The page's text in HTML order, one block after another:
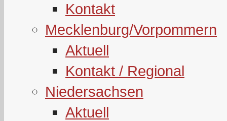
Kontakt
Mecklenburg/Vorpommern
Aktuell
Kontakt / Regional
Niedersachsen
Aktuell